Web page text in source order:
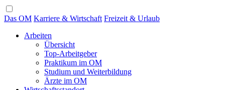
Das OM Karriere & Wirtschaft Freizeit & Urlaub
Arbeiten
Übersicht
Top-Arbeitgeber
Praktikum im OM
Studium und Weiterbildung
Ärzte im OM